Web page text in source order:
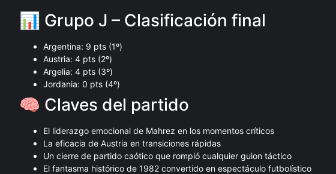
📊 Grupo J – Clasificación final
Argentina: 9 pts (1º)
Austria: 4 pts (2º)
Argelia: 4 pts (3º)
Jordania: 0 pts (4º)
🧠 Claves del partido
El liderazgo emocional de Mahrez en los momentos críticos
La eficacia de Austria en transiciones rápidas
Un cierre de partido caótico que rompió cualquier guion táctico
El fantasma histórico de 1982 convertido en espectáculo futbolístico